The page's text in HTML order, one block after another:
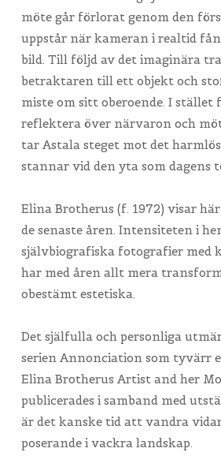
möte går förlorat genom den
uppstår när kameran i realtid
bild. Till följd av det imaginära
betraktaren till ett objekt och
miste om sitt oberoende. I
reflektera över närvaron och
tar Astala steget mot det
stannar vid den yta som dagens
Elina Brotherus (f. 1972) visar
de senaste åren. Intensiteten i
självbiografiska fotografier med
har med åren allt mera
obestämt estetiska.
Det själfulla och personliga
serien Annonciation som tyvärr
Elina Brotherus Artist and her
publicerades i samband med
är det kanske tid att vandra
poserande i vackra landskap.